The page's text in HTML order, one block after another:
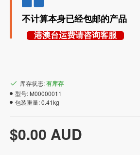
不计算本身已经包邮的产品
港澳台运费请咨询客服
$0.00 AUD
库存状态:有库存
型号: M00000011
包装重量:0.41kg